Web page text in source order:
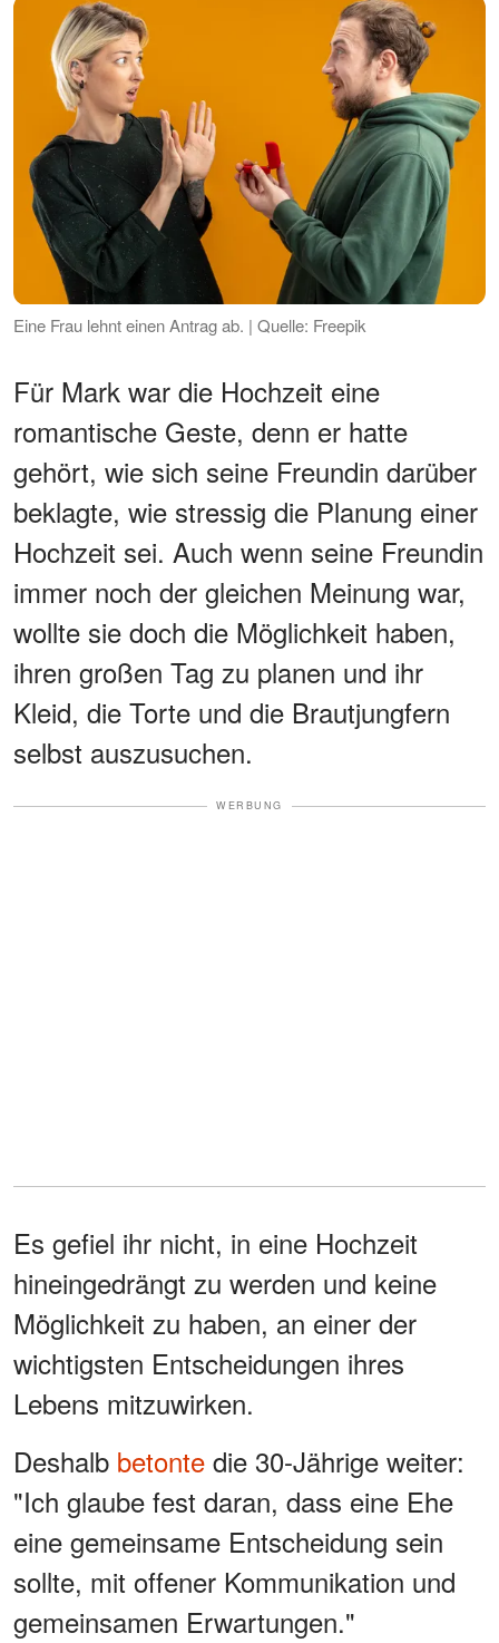
Eine Frau lehnt einen Antrag ab. | Quelle: Freepik
Für Mark war die Hochzeit eine
romantische Geste, denn er hatte
gehört, wie sich seine Freundin darüber
beklagte, wie stressig die Planung einer
Hochzeit sei. Auch wenn seine Freundin
immer noch der gleichen Meinung war,
wollte sie doch die Möglichkeit haben,
ihren großen Tag zu planen und ihr
Kleid, die Torte und die Brautjungfern
selbst auszusuchen.
WERBUNG
Es gefiel ihr nicht, in eine Hochzeit
hineingedrängt zu werden und keine
Möglichkeit zu haben, an einer der
wichtigsten Entscheidungen ihres
Lebens mitzuwirken.
Deshalb betonte die 30-Jährige weiter:
"Ich glaube fest daran, dass eine Ehe
eine gemeinsame Entscheidung sein
sollte, mit offener Kommunikation und
gemeinsamen Erwartungen."